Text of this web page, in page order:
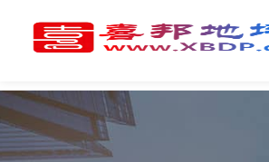
品
中
心
技
术